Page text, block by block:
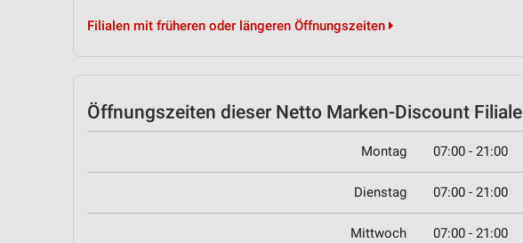
Filialen mit früheren oder längeren Öffnungszeiten
Öffnungszeiten dieser Netto Marken-Discount Filiale
Montag 07:00 - 21:00
Dienstag 07:00 - 21:00
Mittwoch 07:00 - 21:00